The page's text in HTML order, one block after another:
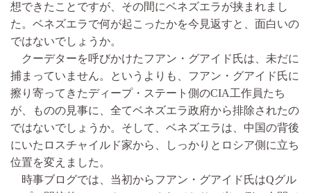
想できたことですが、その間にベネズエラが挟まれまし
た。ベネズエラで何が起こったかを今見返すと、面白いの
ではないでしょうか。
クーデターを呼びかけたフアン・グアイド氏は、未だに
捕まっていません。というよりも、フアン・グアイド氏に
擦り寄ってきたディープ・ステート側のCIA工作員たち
が、ものの見事に、全てベネズエラ政府から排除されたの
ではないでしょうか。そして、ベネズエラは、中国の背後
にいたロスチャイルド家から、しっかりとロシア側に立ち
位置を変えました。
時事ブログでは、当初からフアン・グアイド氏はQグル